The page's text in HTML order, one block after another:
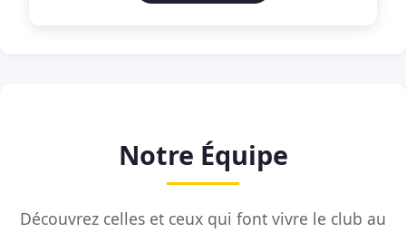
Notre Équipe
Découvrez celles et ceux qui font vivre le club au